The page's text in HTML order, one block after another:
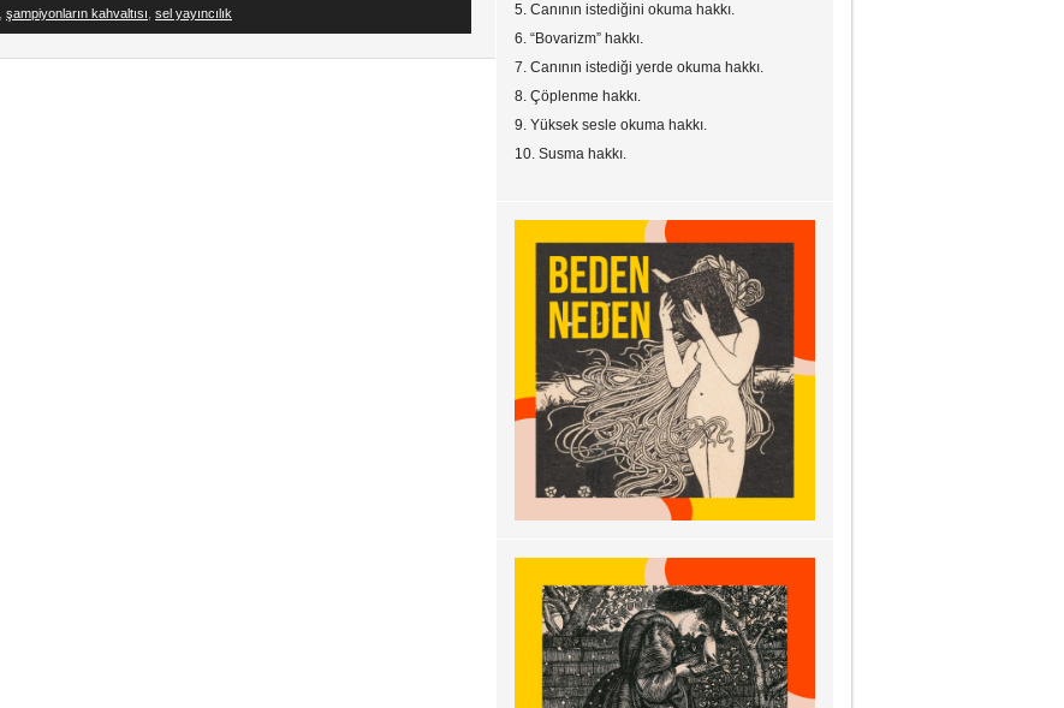
şampiyonların kahvaltısı sel yayıncılık
5. Canının istediğini okuma hakkı.
6. “Bovarizm” hakkı.
7. Canının istediği yerde okuma hakkı.
8. Çöplenme hakkı.
9. Yüksek sesle okuma hakkı.
10. Susma hakkı.